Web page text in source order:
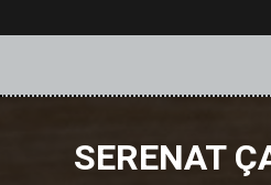
SERENAT